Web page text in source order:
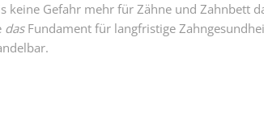
Gefahr mehr für Zähne und Zahnbett
dasFundament für langfristige